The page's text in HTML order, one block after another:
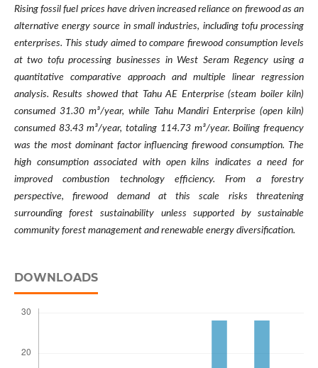
Rising fossil fuel prices have driven increased reliance on firewood as an
alternative energy source in small industries, including tofu processing
enterprises. This study aimed to compare firewood consumption levels
at two tofu processing businesses in West Seram Regency using a
quantitative comparative approach and multiple linear regression
analysis. Results showed that Tahu AE Enterprise (steam boiler kiln)
consumed 31.30 m³/year, while Tahu Mandiri Enterprise (open kiln)
consumed 83.43 m³/year, totaling 114.73 m³/year. Boiling frequency
was the most dominant factor influencing firewood consumption. The
high consumption associated with open kilns indicates a need for
improved combustion technology efficiency. From a forestry
perspective, firewood demand at this scale risks threatening
surrounding forest sustainability unless supported by sustainable
community forest management and renewable energy diversification.
DOWNLOADS